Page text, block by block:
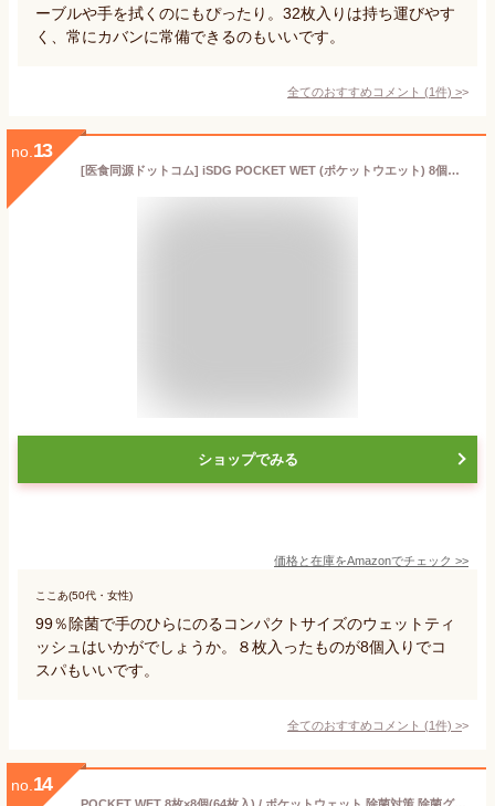
ーブルや手を拭くのにもぴったり。32枚入りは持ち運びやす
く、常にカバンに常備できるのもいいです。
全てのおすすめコメント (1件) >
no. 13
[医食同源ドットコム] iSDG POCKET WET (ポケットウエット) 8個入り
ショップでみる
価格と在庫をAmazonでチェック >>
ここあ(50代・女性)
99％除菌で手のひらにのるコンパクトサイズのウェットティ
ッシュはいかがでしょうか。８枚入ったものが8個入りでコ
スパもいいです。
全てのおすすめコメント (1件) >
no. 14